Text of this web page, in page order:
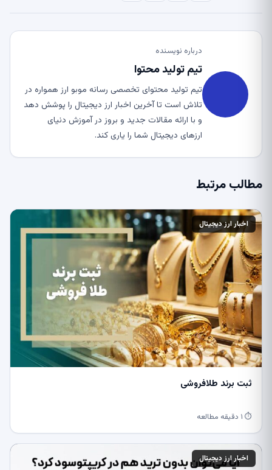
درباره نویسنده
تیم تولید محتوا
تیم تولید محتوای تخصصی رسانه موبو ارز همواره در
تلاش است تا آخرین اخبار ارز دیجیتال را پوشش دهد
و با ارائه مقالات جدید و بروز در آموزش دنیای
ارزهای دیجیتال شما را یاری کند.
مطالب مرتبط
اخبار ارز دیجیتال
ثبت برند طلافروشی
⏱ ۱ دقیقه مطالعه
اخبار ارز دیجیتال